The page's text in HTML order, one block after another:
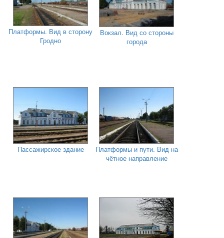
Платформы. Вид в сторону
Гродно
Вокзал. Вид со стороны
города
Пассажирское здание
Платформы и пути. Вид на
чётное направление